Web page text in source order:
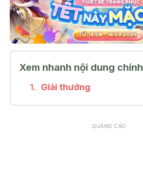
Xem nhanh nội dung chính
Giải thưởng
QUẢNG CÁO